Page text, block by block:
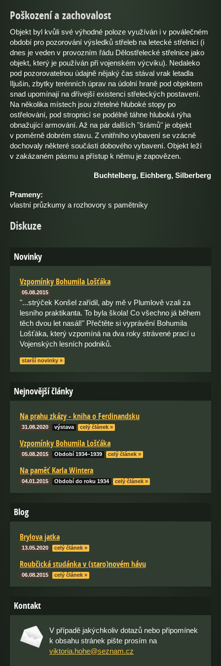
Poškození a zachovalost
Objekt byl kvůli své výhodné poloze využíván i v poválečném
období pro pozorování výsledků střeleb na letecké střelnici (i
dnes je veden v provozním řádu Dělostřelecké střelnice jako
objekt, který je používán při vojenském výcviku). Nedaleko
pod pozorovatelnou údajně nějaký čas stával vrak letadla
Iljušin, zbytky terénních úprav na údolní hraně pod objektem
snad upomínají na dřívejší existenci střeleckých postavení.
Na několika místech jsou zřetelné hluboké stopy po
ostřelování, pod stropnicí se podélně táhne hluboká rýha
obnažující armování. Až na pár dalších "šrámů" je objekt
v poměrně dobrém stavu. Z vnitřního vybavení se vzácně
dochovaly některé součásti dobového vybavení. Objekt leží
v zakázaném pásmu a přístup k němu je zapovězen.
Buchtelberg, Eichberg, Silberberg
Prameny:
vlastní průzkumy a rozhovory s pamětníky
Diskuze
Novinky
Vzpomínky Bohumila Lošťáka
05.08.2015
"...strýček Konšel zařídil, aby mě v Plumlově vzali za
lesního praktikanta. To byla škola! Co všechno já během
těch dvou let nasál!" Přečtěte si vyprávění Bohumila
Lošťáka, který vzpomíná na dva roky strávené prací u
Vojenských lesních podniků.
starší novinky »
Nejnovější články
Na prahu zkázy - kniha o Ferdinandsku
31.08.2020 výstava celý článek »
Vzpomínky Bohumila Lošťáka
05.08.2015 Období 1934–1939 celý článek »
Na paměť Karla Wintera
04.01.2015 Období do roku 1934 celý článek »
Blog
Brylova jatka
13.05.2020 celý článek »
Roubčická studánka v (staro)novém hávu
06.08.2015 celý článek »
Kontakt
V případě jakýchkoliv dotazů nebo připomínek
k obsahu stránek pište prosím na
viktoria.hohe@seznam.cz